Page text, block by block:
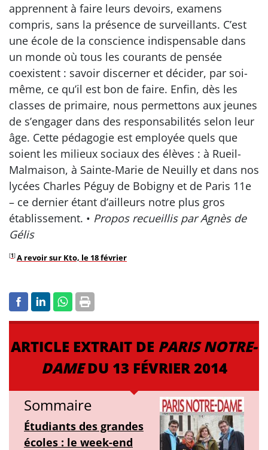
apprennent à faire leurs devoirs, examens
compris, sans la présence de surveillants. C’est
une école de la conscience indispensable dans
un monde où tous les courants de pensée
coexistent : savoir discerner et décider, par soi-
même, ce qu’il est bon de faire. Enfin, dès les
classes de primaire, nous permettons aux jeunes
de s’engager dans des responsabilités selon leur
âge. Cette pédagogie est employée quels que
soient les milieux sociaux des élèves : à Rueil-
Malmaison, à Sainte-Marie de Neuilly et dans nos
lycées Charles Péguy de Bobigny et de Paris 11e
– ce dernier étant d’ailleurs notre plus gros
établissement. • Propos recueillis par Agnès de
Gélis
[1]A revoir sur Kto, le 18 février
ARTICLE EXTRAIT DE PARIS NOTRE-
DAMEDU 13 FÉVRIER 2014
Sommaire
Étudiants des grandes
écoles : le week-end